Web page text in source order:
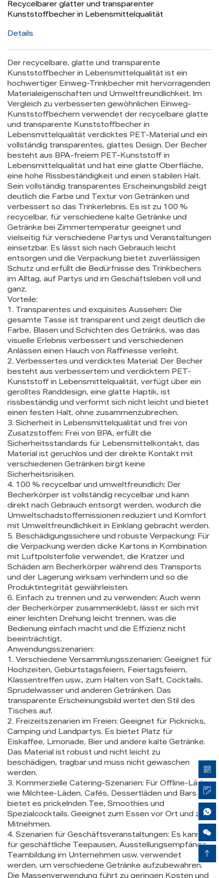
Recycelbarer glatter und transparenter
Kunststoffbecher in Lebensmittelqualität
Details
Der recycelbare, glatte und transparente
Kunststoffbecher in Lebensmittelqualität ist ein
hochwertiger Einweg-Trinkbecher mit hervorragenden
Materialeigenschaften und Umweltfreundlichkeit. Im
Vergleich zu verbesserten gewöhnlichen Einweg-
Kunststoffbechern verwendet der recycelbare glatte
und transparente Kunststoffbecher in
Lebensmittelqualität verdicktes PET-Material und ein
vollständig transparentes, glattes Design. Der Becher
besteht aus BPA-freiem PET-Kunststoff in
Lebensmittelqualität und hat eine glatte Oberfläche,
eine hohe Rissbeständigkeit und einen stabilen Halt.
Sein vollständig transparentes Erscheinungsbild zeigt
deutlich die Farbe und Textur von Getränken und
verbessert so das Trinkerlebnis. Es ist zu 100 %
recycelbar, für verschiedene kalte Getränke und
Getränke bei Zimmertemperatur geeignet und
vielseitig für verschiedene Partys und Veranstaltungen
einsetzbar. Es lässt sich nach Gebrauch leicht
entsorgen und die Verpackung bietet zuverlässigen
Schutz und erfüllt die Bedürfnisse des Trinkbechers
im Alltag, auf Partys und im Geschäftsleben voll und
ganz.
Vorteile:
1. Transparentes und exquisites Aussehen: Die
gesamte Tasse ist transparent und zeigt deutlich die
Farbe, Blasen und Schichten des Getränks, was das
visuelle Erlebnis verbessert und verschiedenen
Anlässen einen Hauch von Raffinesse verleiht.
2. Verbessertes und verdicktes Material: Der Becher
besteht aus verbessertem und verdicktem PET-
Kunststoff in Lebensmittelqualität, verfügt über ein
gerolltes Randdesign, eine glatte Haptik, ist
rissbeständig und verformt sich nicht leicht und bietet
einen festen Halt, ohne zusammenzubrechen.
3. Sicherheit in Lebensmittelqualität und frei von
Zusatzstoffen: Frei von BPA, erfüllt die
Sicherheitsstandards für Lebensmittelkontakt, das
Material ist geruchlos und der direkte Kontakt mit
verschiedenen Getränken birgt keine
Sicherheitsrisiken.
4. 100 % recycelbar und umweltfreundlich: Der
Becherkörper ist vollständig recycelbar und kann
direkt nach Gebrauch entsorgt werden, wodurch die
Umweltschadstoffemissionen reduziert und Komfort
mit Umweltfreundlichkeit in Einklang gebracht werden.
5. Beschädigungssichere und robuste Verpackung: Für
die Verpackung werden dicke Kartons in Kombination
mit Luftpolsterfolie verwendet, die Kratzer und
Schäden am Becherkörper während des Transports
und der Lagerung wirksam verhindern und so die
Produktintegrität gewährleisten.
6. Einfach zu trennen und zu verwenden: Auch wenn
der Becherkörper zusammenklebt, lässt er sich mit
einer leichten Drehung leicht trennen, was die
Bedienung einfach macht und die Effizienz nicht
beeinträchtigt.
Anwendungsszenarien:
1. Verschiedene Versammlungsszenarien: Geeignet für
Hochzeiten, Geburtstagsfeiern, Feiertagsfeiern,
Klassentreffen usw., zum Halten von Saft, Cocktails,
Sprudelwasser und anderen Getränken. Das
transparente Erscheinungsbild wertet den Stil des
Tisches auf.
2. Freizeitszenarien im Freien: Geeignet für Picknicks,
Camping und Landpartys. Es bietet Platz für
Eiskaffee, Limonade, Bier und andere kalte Getränke.
Das Material ist robust und nicht leicht zu
beschädigen, tragbar und muss nicht gewaschen
werden.
3. Kommerzielle Catering-Szenarien: Für Offline-Läden
wie Milchtee-Läden, Cafés, Dessertläden und Bars
bietet es prickelnden Tee, Smoothies und
Spezialcocktails. Geeignet zum Essen vor Ort und zum
Mitnehmen.
4. Szenarien für Geschäftsveranstaltungen: Es kann
für geschäftliche Teepausen, Ausstellungsempfänge,
Teambildung im Unternehmen usw. verwendet
werden, um verschiedene Getränke aufzubewahren.
Die Massenverwendung führt zu geringen Kosten und